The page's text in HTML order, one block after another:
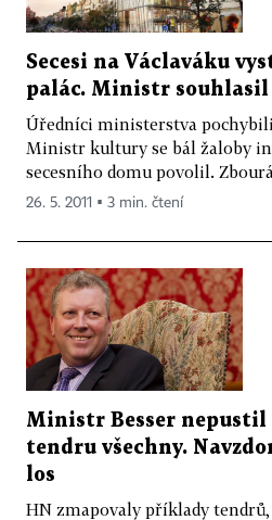
Secesi na Václaváku
palác. Ministr souhlasil
Úředníci ministerstva
Ministr kultury se bál žaloby
secesního domu povolil.
26. 5. 2011 ▪ 3 min. čtení
Ministr Besser
tendru všechny.
los
HN zmapovaly příklady